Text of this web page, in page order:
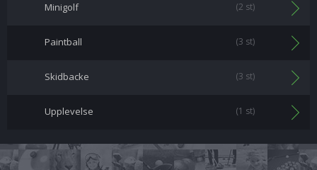
Minigolf (2 st)
Paintball (3 st)
Skidbacke (3 st)
Upplevelse (1 st)